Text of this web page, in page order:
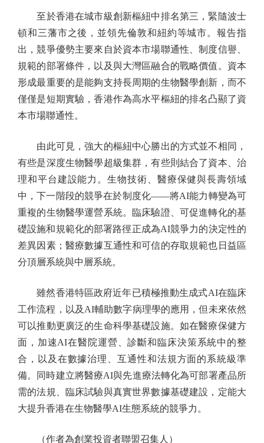
至於香港在城市級創新樞紐中排名第三，緊隨波士
頓和三藩市之後，並領先倫敦和紐約等城市。報告指
出，競爭優勢主要來自於資本市場聯通性、制度信譽、
規範的部署條件，以及與大灣區融合的戰略價值。資本
形成最重要的是能夠支持長周期的生物醫學創新，而不
僅僅是短期實驗，香港作為高水平樞紐的排名凸顯了資
本市場聯通性。
由此可見，強大的樞紐中心勝出的方式並不相同，
有些是深度生物醫學超級集群，有些則結合了資本、治
理和平台建設能力。生物技術、醫療保健與長壽領域
中，下一階段的競爭在於制度化——將AI能力轉變為可
重複的生物醫學運營系統。臨床驗證、可促進轉化的基
礎設施和規範化的部署路徑正成為AI競爭力的決定性的
差異因素；醫療數據互通性和可信的存取規範也日益區
分頂層系統與中層系統。
雖然香港特區政府近年已積極推動生成式AI在臨床
工作流程，以及AI輔助數字病理學的應用，但未來依然
可以推動更廣泛的生命科學基礎設施。如在醫療保健方
面，加速AI在醫院運營、診斷和臨床決策系統中的整
合，以及在數據治理、互通性和法規方面的系統級準
備。同時建立將醫療AI與先進療法轉化為可部署產品所
需的法規、臨床試驗與真實世界數據基礎建設，定能大
大提升香港在生物醫學AI生態系統的競爭力。
（作者為創業投資者聯盟召集人）